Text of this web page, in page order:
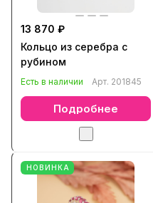
13 870 ₽
Кольцо из серебра с
рубином
Есть в наличии Арт. 201845
Подробнее
НОВИНКА